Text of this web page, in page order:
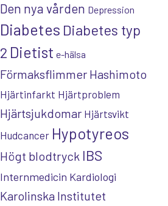
Den nya vården Depression
Diabetes Diabetes typ
2 Dietist e-hälsa
Förmaksflimmer Hashimoto
Hjärtinfarkt Hjärtproblem
Hjärtsjukdomar Hjärtsvikt
Hudcancer Hypotyreos
Högt blodtryck IBS
Internmedicin Kardiologi
Karolinska Institutet